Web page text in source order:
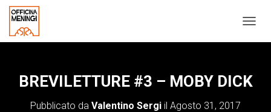
A
G
A
BREVILETTURE #3 – MOBY DICK
Pubblicato da Valentino Sergi il Agosto 31, 2017